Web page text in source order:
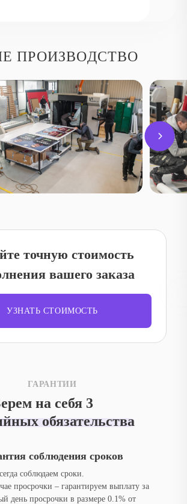
ПРОИЗВОДСТВО
точную стоимость
вашего заказа
УЗНАТЬ СТОИМОСТЬ
ГАРАНТИИ
на себя 3
обязательства
соблюдения сроков
соблюдаем сроки.
просрочки – гарантируем выплату за
день просрочки в размере 0.1% от